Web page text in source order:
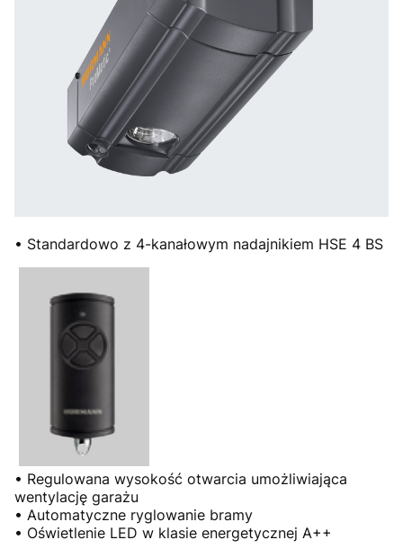
• Standardowo z 4-kanałowym nadajnikiem HSE 4 BS
• Regulowana wysokość otwarcia umożliwiająca
wentylację garażu
• Automatyczne ryglowanie bramy
• Oświetlenie LED w klasie energetycznej A++